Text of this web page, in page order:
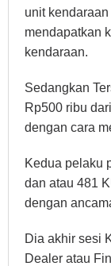
unit
mendapatkan
kendaraan.
Sedangkan
Rp500 ribu
dengan cara
Kedua pelaku
dan atau 481
dengan
Dia akhir sesi
Dealer atau